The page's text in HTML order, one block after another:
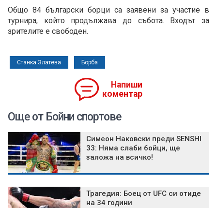
Общо 84 български борци са заявени за участие в
турнира, който продължава до събота. Входът за
зрителите е свободен.
Станка Златева Борба
Напиши
коментар
Още от Бойни спортове
Симеон Наковски преди SENSHI
33: Няма слаби бойци, ще
заложа на всичко!
Трагедия: Боец от UFC си отиде
на 34 години